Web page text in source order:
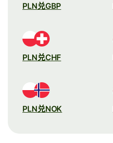
PLN兑GBP
PLN兑CHF
PLN兑NOK